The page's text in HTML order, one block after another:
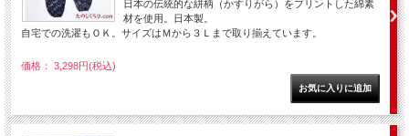
日本の伝統的な絣柄（かすりがら）をプリントした綿素
材を使用。日本製。
自宅での洗濯もＯＫ。サイズはＭから３Ｌまで取り揃えています。
価格： 3,298円(税込)